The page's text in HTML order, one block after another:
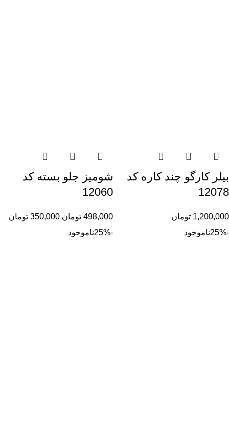
بیلر کارگو چند کاره کد
12078
1,200,000 تومان
شومیز جلو بسته کد
12060
498,000 تومان 350,000 تومان
-25%
ناموجود -25% ناموجود